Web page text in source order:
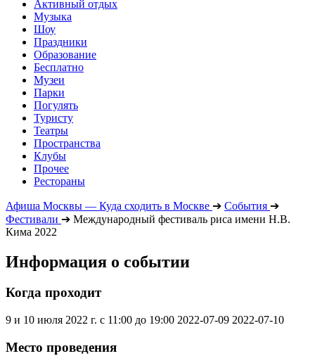
Активный отдых
Музыка
Шоу
Праздники
Образование
Бесплатно
Музеи
Парки
Погулять
Туристу
Театры
Пространства
Клубы
Прочее
Рестораны
Афиша Москвы — Куда сходить в Москве ➔ События ➔
Фестивали ➔ Международный фестиваль риса имени Н.В.
Кима 2022
Информация о событии
Когда проходит
9 и 10 июля 2022 г. с 11:00 до 19:00 2022-07-09 2022-07-10
Место проведения